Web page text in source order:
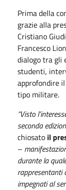
Prima della
grazie alla
Cristiano
Francesco
dialogo tra gli
studenti,
approfondire
tipo militare.
“Visto
seconda
chiosato il
–
durante la
rappresentanti
impegnati al